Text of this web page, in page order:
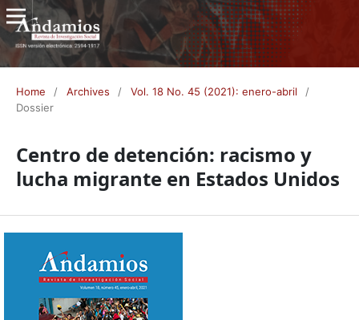
Home / Archives / Vol. 18 No. 45 (2021): enero-abril
/
Dossier
Centro de detención: racismo y
lucha migrante en Estados Unidos